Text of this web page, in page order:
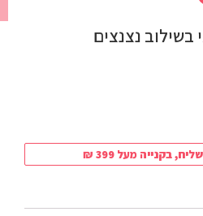
בשילוב נצנצים
בקנייה מעל 399 ₪